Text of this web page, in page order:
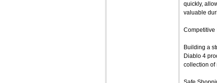
quickly,
valuable
Competitive
Building a
Diablo 4
collection of